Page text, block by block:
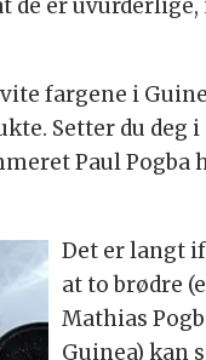
er uvurderlige,
fargene i
Setter du deg i
Paul Pogba
Det er langt
at to brødre
Mathias
Guinea) kan